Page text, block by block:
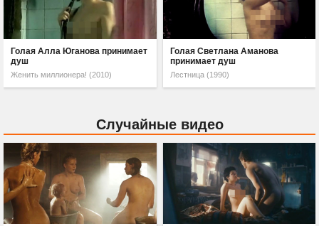
Голая Алла Юганова принимает
душ
Женить миллионера! (2010)
Голая Светлана Аманова
принимает душ
Лестница (1990)
Случайные видео